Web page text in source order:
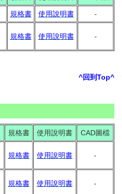
規格書 使用說明書 -
規格書 使用說明書 -
^回到Top^
規格書 使用說明書 CAD圖檔
規格書 使用說明書 -
規格書 使用說明書 -